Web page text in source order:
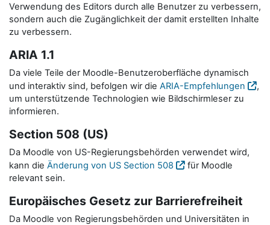
Verwendung des Editors durch alle Benutzer zu verbessern,
sondern auch die Zugänglichkeit der damit erstellten Inhalte
zu verbessern.
ARIA 1.1
Da viele Teile der Moodle-Benutzeroberfläche dynamisch
und interaktiv sind, befolgen wir die ARIA-Empfehlungen
,
um unterstützende Technologien wie Bildschirmleser zu
informieren.
Section 508 (US)
Da Moodle von US-Regierungsbehörden verwendet wird,
kann die Änderung von US Section 508
für Moodle
relevant sein.
Europäisches Gesetz zur Barrierefreiheit
Da Moodle von Regierungsbehörden und Universitäten in